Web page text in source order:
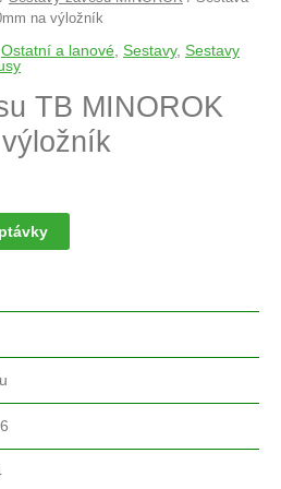
na výložník
Ostatní a lanové, Sestavy, Sestavy
TB MINOROK